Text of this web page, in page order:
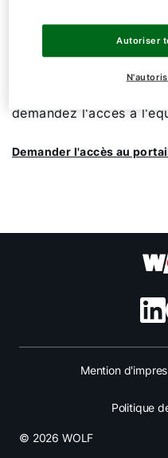
L'accès au portail est
WOLF et accessibles
demandez l'accès à
Demander l'accès au
© 2026 WOLF
Mention
Politique
Assistance
Pompe a chaleur
Liens rapides
Formulaire de
Autoriser